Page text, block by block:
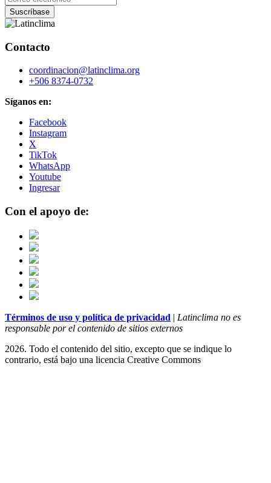
Contacto
coordinacion@latinclima.org
+506 8374-0732
Síganos en:
Facebook
Instagram
X
TikTok
WhatsApp
Youtube
Ingresar
Con el apoyo de:
Términos de uso y política de privacidad | Latinclima no es
responsable por el contenido de sitios externos
2026. Todo el contenido del sitio, excepto que se indique lo
contrario, está bajo una licencia Creative Commons